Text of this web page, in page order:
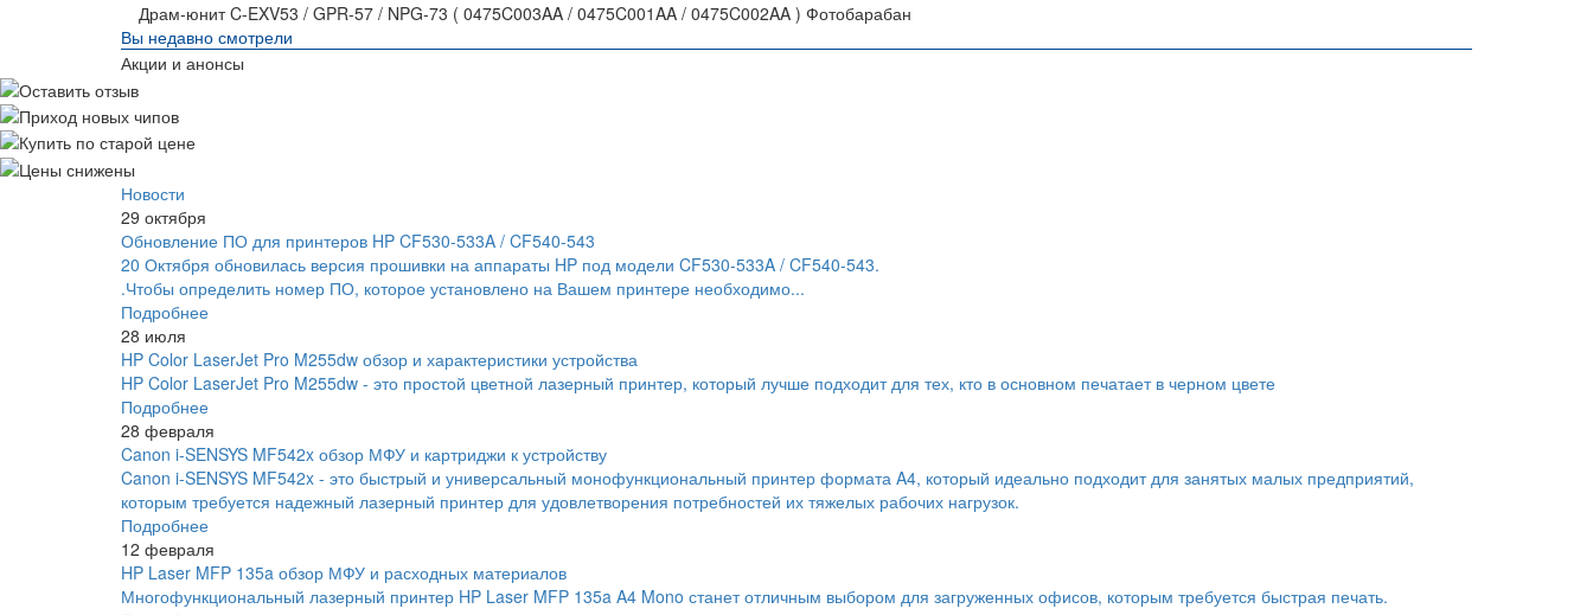
Драм-юнит C-EXV53 / GPR-57 / NPG-73 ( 0475C003AA / 0475C001AA / 0475C002AA ) Фотобарабан
Вы недавно смотрели
Акции и анонсы
Новости
29 октября
Обновление ПО для принтеров HP CF530-533A / CF540-543
20 Октября обновилась версия прошивки на аппараты HP под модели CF530-533A / CF540-543.
.Чтобы определить номер ПО, которое установлено на Вашем принтере необходимо...
Подробнее
28 июля
HP Color LaserJet Pro M255dw обзор и характеристики устройства
HP Color LaserJet Pro M255dw - это простой цветной лазерный принтер, который лучше подходит для тех, кто в основном печатает в черном цвете
Подробнее
28 февраля
Canon i-SENSYS MF542x обзор МФУ и картриджи к устройству
Canon i-SENSYS MF542x - это быстрый и универсальный монофункциональный принтер формата A4, который идеально подходит для занятых малых предприятий,
которым требуется надежный лазерный принтер для удовлетворения потребностей их тяжелых рабочих нагрузок.
Подробнее
12 февраля
HP Laser MFP 135a обзор МФУ и расходных материалов
Многофункциональный лазерный принтер HP Laser MFP 135a A4 Mono станет отличным выбором для загруженных офисов, которым требуется быстрая печать.